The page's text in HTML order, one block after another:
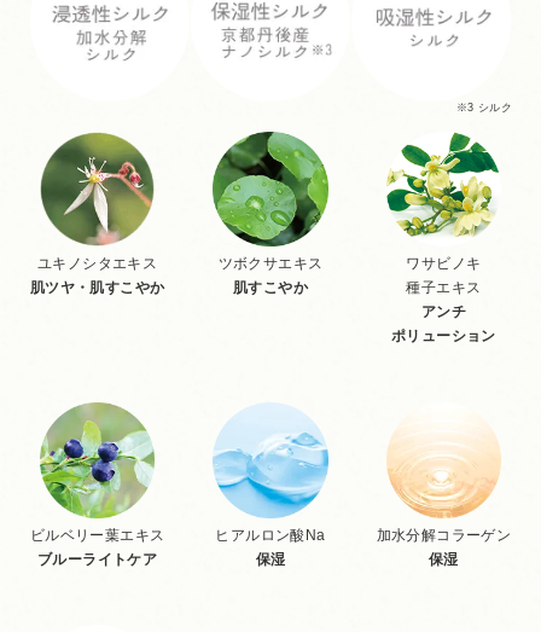
※3 シルク
ユキノシタエキス
肌ツヤ・肌すこやか
ツボクサエキス
肌すこやか
ワサビノキ
種子エキス
アンチ
ポリューション
ビルベリー葉エキス
ブルーライトケア
ヒアルロン酸Na
保湿
加水分解コラーゲン
保湿